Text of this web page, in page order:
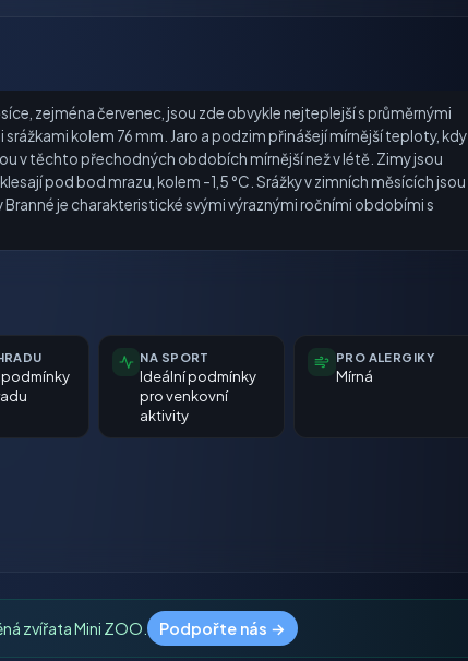
zejména červenec, jsou zde obvykle nejteplejší s průměrnými
kolem 76 mm. Jaro a podzim přinášejí mírnější teploty, kdy
v těchto přechodných obdobích mírnější než v létě. Zimy jsou
pod bod mrazu, kolem -1,5 °C. Srážky v zimních měsících jsou
je charakteristické svými výraznými ročními obdobími s
NA SPORT
Ideální podmínky
pro venkovní
aktivity
PRO ALERGIKY
Mírná
zvířata Mini ZOO. Podpořte nás →